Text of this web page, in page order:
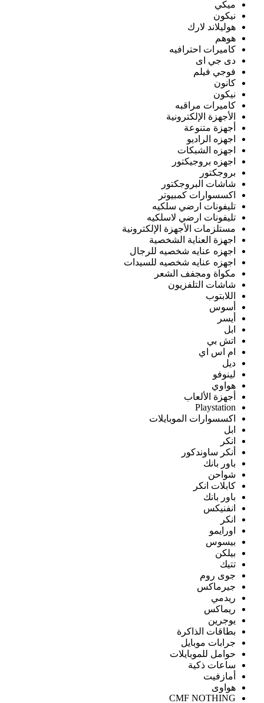
ميكي
نيكون
هوليلاند لارك
هوهم
كاميرات احترافيه
دى جي اى
فوجي فيلم
كانون
نيكون
كاميرات مراقبه
الأجهزة الإلكترونية
أجهزة متنوعة
اجهزه الراديو
اجهزه الشبكات
اجهزه بروجيكتور
بروجكتور
شاشات البروجكتور
اكسسوارات كمبيوتر
تليفونات ارضي سلكيه
تليفونات ارضي لاسلكيه
مستلزمات الأجهزة الإلكترونية
اجهزة العناية الشخصية
اجهزه عنايه شخصيه للرجال
اجهزه عنايه شخصيه للسيدات
مكواة ومجفف الشعر
شاشات التلفزيون
اللابتوب
أسوس
أيسر
ابل
اتش بي
ام اس اي
ديل
لينوفو
هواوي
أجهزة الألعاب
Playstation
اكسسوارات الموبايلات
ابل
انكر
أنكر ساوندكور
باور بانك
شواحن
كابلات انكر
باور بانك
انفنيكس
انكر
اورايمو
بيسوس
بيلكن
تتيك
جوى روم
جيرماكس
ريدمي
ريماكس
يوجرين
بطاقات الذاكرة
جرابات موبايل
حوامل للموبايلات
ساعات ذكية
أمازفيت
هواوى
CMF NOTHING